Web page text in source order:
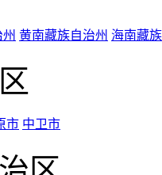
黄南藏族自治州 海南藏
市 中卫市